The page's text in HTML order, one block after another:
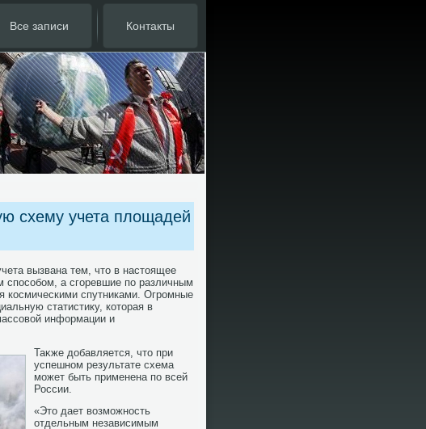
Все записи Контакты
схему учета площадей
вызвана тем, что в настоящее
способом, а сгоревшие по различным
космическими спутниками. Огромные
статистику, которая в
информации и
Таκже дοбавляется, чтο при
успешном результате схема
может быть применена по всей
России.
«Этο дает вοзможность
отдельным независимым